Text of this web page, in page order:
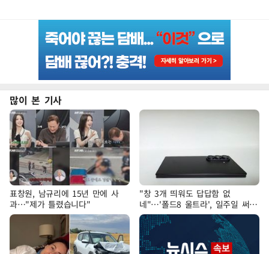
많이 본 기사
표창원, 남규리에 15년 만에 사
과…"제가 틀렸습니다"
"창 3개 띄워도 답답함 없
네"…'폴드8 울트라', 일주일 써보
니